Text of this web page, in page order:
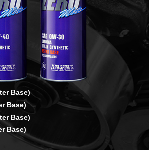
Base)
Base)
Base)
Base)